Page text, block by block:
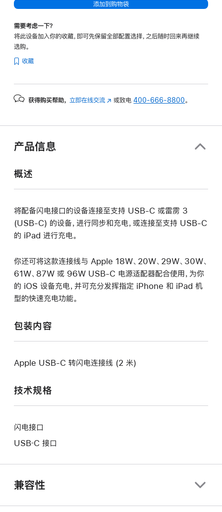
添加到购物袋
需要考虑一下？
将此设备加入你的收藏，即可先保留全部配置选择，之后随时回来再继续
选购。
收藏
获得购买帮助， 立即在线交流 (在 或致电400-666-8800。
产品信息
概述
将配备闪电接口的设备连接至支持 USB-C 或雷雳 3
(USB-C) 的设备，进行同步和充电，或连接至支持 USB-C
的 iPad 进行充电。
你还可将这款连接线与 Apple 18W、20W、29W、30W、
61W、87W 或 96W USB-C 电源适配器配合使用，为你
的 iOS 设备充电，并可充分发挥指定 iPhone 和 iPad 机
型的快速充电功能。
包装内容
Apple USB-C 转闪电连接线 (2 米)
技术规格
闪电接口
USB‑C 接口
兼容性